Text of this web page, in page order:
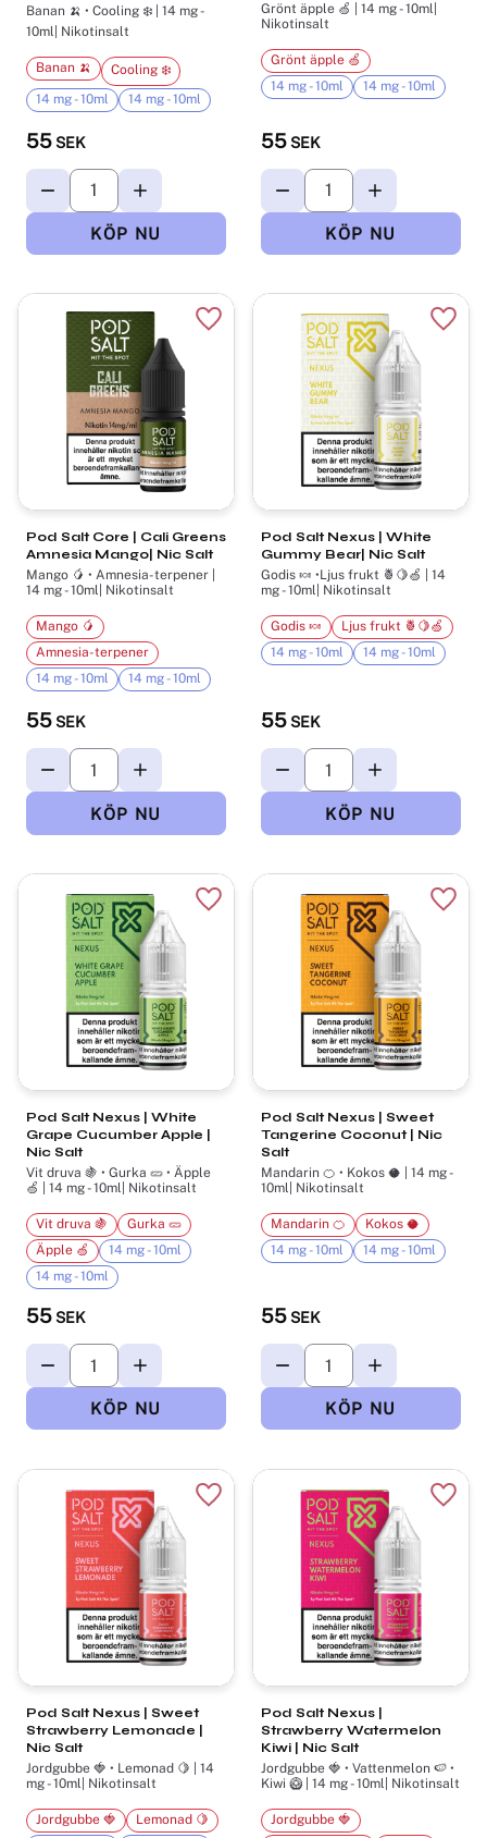
Banan 🍌 • Cooling ❄️ | 14 mg -
10ml| Nikotinsalt
55 SEK
Banan 🍌
Cooling ❄️
14 mg - 10ml
14 mg - 10ml
Grönt äpple 🍏 | 14 mg - 10ml|
Nikotinsalt
55 SEK
Grönt äpple 🍏
14 mg - 10ml
14 mg - 10ml
Pod Salt Core | Cali Greens
Amnesia Mango| Nic Salt
Mango 🥭 • Amnesia-terpener |
14 mg - 10ml| Nikotinsalt
55 SEK
Mango 🥭
Amnesia-terpener
14 mg - 10ml
14 mg - 10ml
Lägg till i favoriter
Pod Salt Nexus | White
Gummy Bear| Nic Salt
Godis 🍬 •Ljus frukt 🍍🍋🍏 | 14
mg - 10ml| Nikotinsalt
55 SEK
Godis 🍬
Ljus frukt 🍍🍋🍏
14 mg - 10ml
14 mg - 10ml
Pod Salt Nexus | White
Grape Cucumber Apple |
Nic Salt
Vit druva 🍇 • Gurka 🥒 • Äpple
🍏 | 14 mg - 10ml| Nikotinsalt
55 SEK
Vit druva 🍇
Gurka 🥒
Äpple 🍏
14 mg - 10ml
14 mg - 10ml
Lägg till i favoriter
Pod Salt Nexus | Sweet
Tangerine Coconut | Nic
Salt
Mandarin 🍊 • Kokos 🥥 | 14 mg -
10ml| Nikotinsalt
55 SEK
Mandarin 🍊
Kokos 🥥
14 mg - 10ml
14 mg - 10ml
Pod Salt Nexus | Sweet
Strawberry Lemonade |
Nic Salt
Jordgubbe 🍓 • Lemonad 🍋 | 14
mg - 10ml| Nikotinsalt
Jordgubbe 🍓
Lemonad 🍋
Lägg till i favoriter
Pod Salt Nexus |
Strawberry Watermelon
Kiwi | Nic Salt
Jordgubbe 🍓 • Vattenmelon 🍉 •
Kiwi 🥝 | 14 mg - 10ml| Nikotinsalt
Jordgubbe 🍓